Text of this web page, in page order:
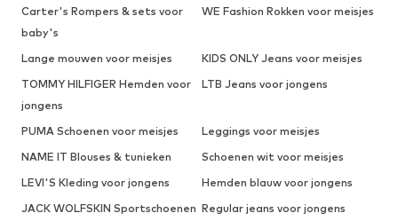
Carter's Rompers & sets voor
baby's
WE Fashion Rokken voor meisjes
Lange mouwen voor meisjes
KIDS ONLY Jeans voor meisjes
TOMMY HILFIGER Hemden voor
jongens
LTB Jeans voor jongens
PUMA Schoenen voor meisjes
Leggings voor meisjes
NAME IT Blouses & tunieken
Schoenen wit voor meisjes
LEVI'S Kleding voor jongens
Hemden blauw voor jongens
JACK WOLFSKIN Sportschoenen Regular jeans voor jongens